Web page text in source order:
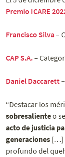
Premio ICARE
Francisco Silva–
CAP S.A.–
Daniel Daccarett
“Destacar los
sobresalienteo
acto de justicia
generaciones […]
profundo del